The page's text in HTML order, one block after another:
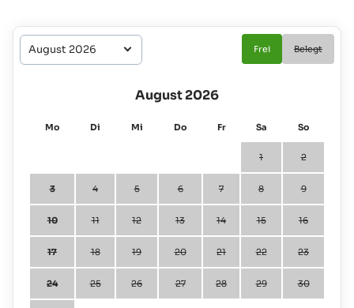
Frei Belegt
August 2026
Mo Di Mi Do Fr Sa So
1 2
3 4 5 6 7 8 9
10 11 12 13 14 15 16
17 18 19 20 21 22 23
24 25 26 27 28 29 30